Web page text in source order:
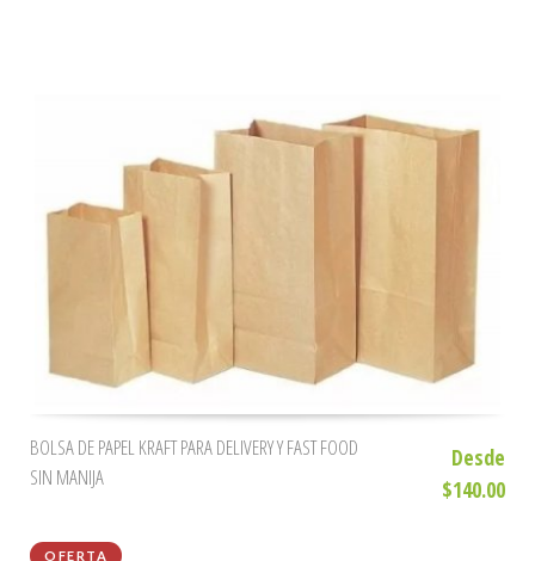
BOLSA DE PAPEL KRAFT PARA DELIVERY Y FAST FOOD
SIN MANIJA
Desde
$140.00
OFERTA